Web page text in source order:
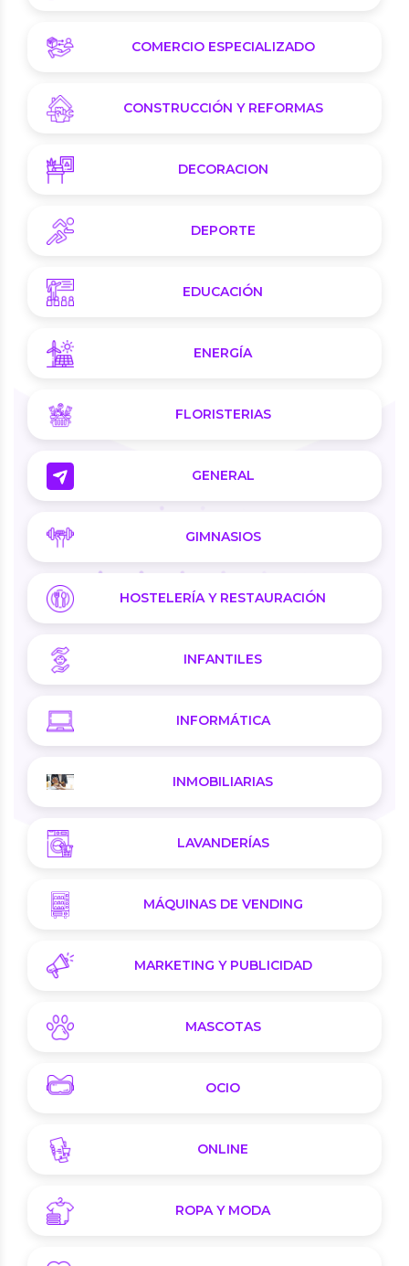
COMERCIO ESPECIALIZADO
CONSTRUCCIÓN Y REFORMAS
DECORACION
DEPORTE
EDUCACIÓN
ENERGÍA
FLORISTERIAS
GENERAL
GIMNASIOS
HOSTELERÍA Y RESTAURACIÓN
INFANTILES
INFORMÁTICA
INMOBILIARIAS
LAVANDERÍAS
MÁQUINAS DE VENDING
MARKETING Y PUBLICIDAD
MASCOTAS
OCIO
ONLINE
ROPA Y MODA